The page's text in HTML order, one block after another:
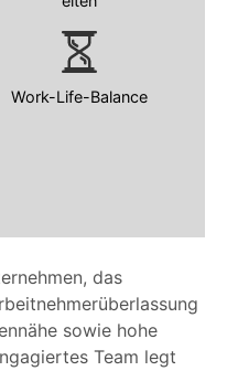
das
sowie hohe
Team legt
Work-Life-Balance